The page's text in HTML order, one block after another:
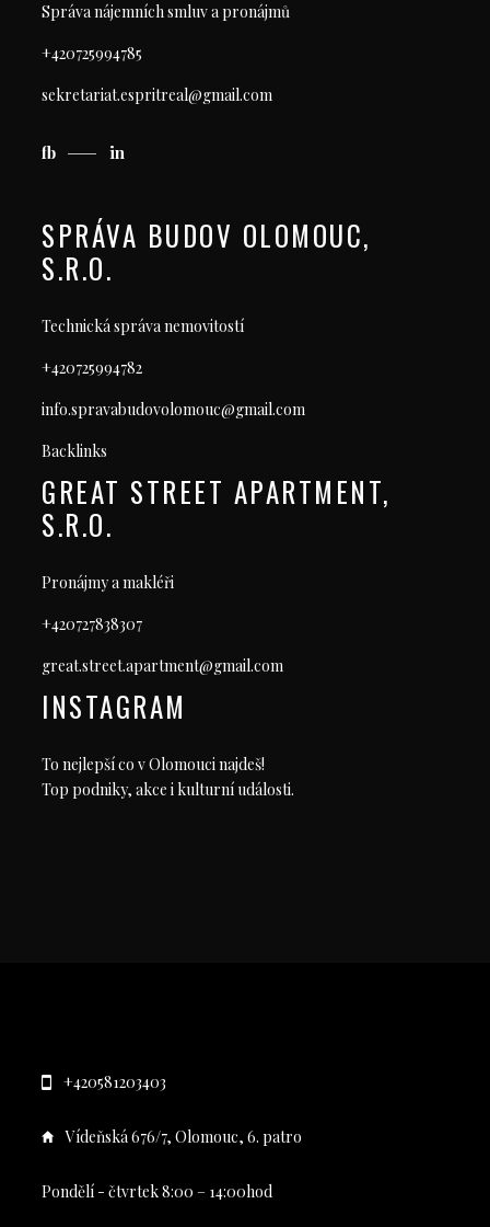
Správa nájemních smluv a pronájmů
+420725994785
sekretariat.espritreal@gmail.com
fb in
SPRÁVA BUDOV OLOMOUC,
S.R.O.
Technická správa nemovitostí
+420725994782
info.spravabudovolomouc@gmail.com
Backlinks
GREAT STREET APARTMENT,
S.R.O.
Pronájmy a makléři
+420727838307
great.street.apartment@gmail.com
INSTAGRAM
To nejlepší co v Olomouci najdeš!
Top podniky, akce i kulturní události.
+420581203403
Vídeňská 676/7, Olomouc, 6. patro
Pondělí - čtvrtek 8:00 – 14:00hod